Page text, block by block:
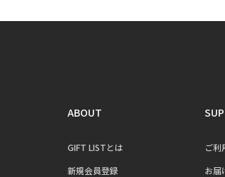
ABOUT
GIFT LISTとは
新規会員登録
ご利
お届